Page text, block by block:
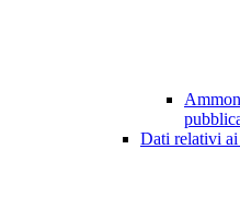
Dati relativi ai